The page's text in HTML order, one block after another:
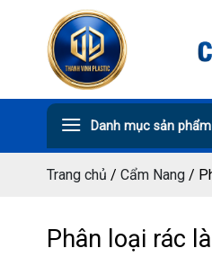
Danh mục sản phẩm
Trang chủ / Cẩm Nang /
Phân loại rác